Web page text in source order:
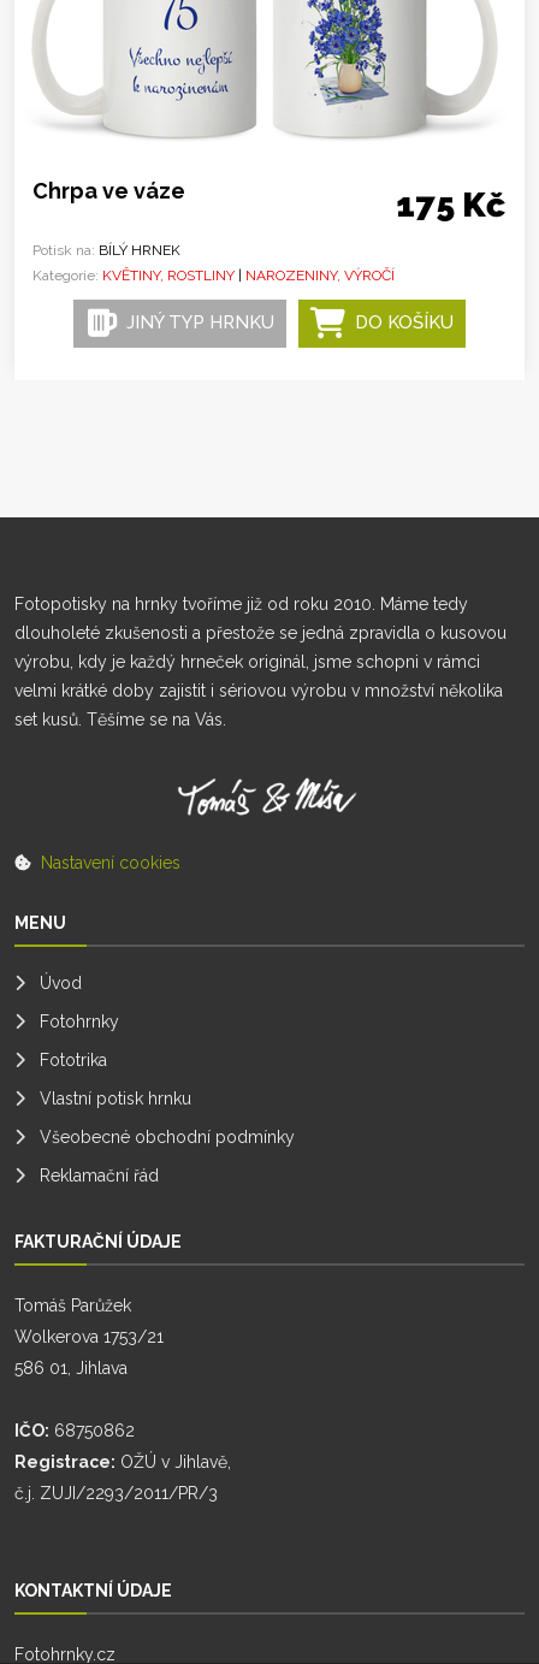
Chrpa ve váze 175 Kč
Potisk na: BÍLÝ HRNEK
Kategorie: KVĚTINY, ROSTLINY NAROZENINY, VÝROČÍ
JINÝ TYP HRNKU DO KOŠÍKU
Fotopotisky na hrnky tvoříme již od roku 2010. Máme tedy
dlouholeté zkušenosti a přestože se jedná zpravidla o kusovou
výrobu, kdy je každý hrneček originál, jsme schopni v rámci
velmi krátké doby zajistit i sériovou výrobu v množství několika
set kusů. Těšíme se na Vás.
Nastavení cookies
MENU
Úvod
Fotohrnky
Fototrika
Vlastní potisk hrnku
Všeobecné obchodní podmínky
Reklamační řád
FAKTURAČNÍ ÚDAJE
Tomáš Parůžek
Wolkerova 1753/21
586 01, Jihlava
IČO: 68750862
Registrace: OŽÚ v Jihlavě,
č.j. ZUJI/2293/2011/PR/3
KONTAKTNÍ ÚDAJE
Fotohrnky.cz